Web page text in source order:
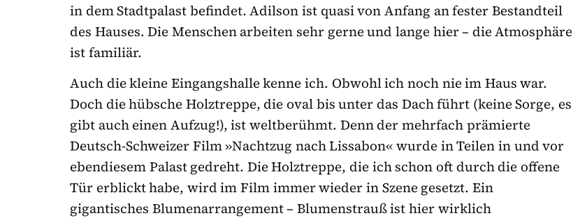
in dem Stadtpalast befindet. Adilson ist quasi von Anfang an fester Bestandteil
des Hauses. Die Menschen arbeiten sehr gerne und lange hier – die Atmosphäre
ist familiär.
Auch die kleine Eingangshalle kenne ich. Obwohl ich noch nie im Haus war.
Doch die hübsche Holztreppe, die oval bis unter das Dach führt (keine Sorge, es
gibt auch einen Aufzug!), ist weltberühmt. Denn der mehrfach prämierte
Deutsch-Schweizer Film »Nachtzug nach Lissabon« wurde in Teilen in und vor
ebendiesem Palast gedreht. Die Holztreppe, die ich schon oft durch die offene
Tür erblickt habe, wird im Film immer wieder in Szene gesetzt. Ein
gigantisches Blumenarrangement – Blumenstrauß ist hier wirklich